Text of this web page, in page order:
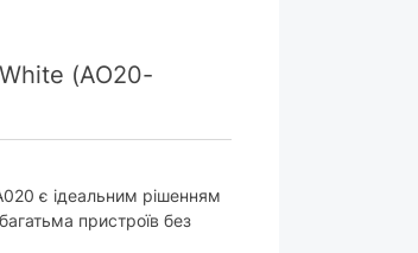
(AO20-
є ідеальним рішенням
пристроїв без